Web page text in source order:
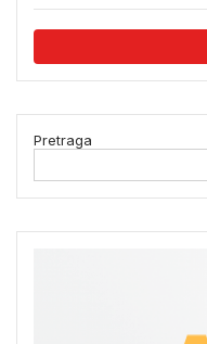
Pretraga